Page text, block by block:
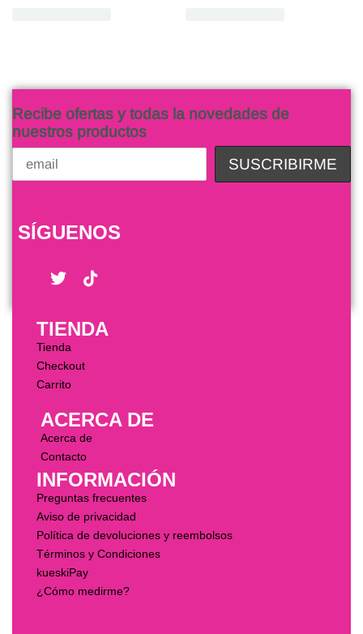
Recibe ofertas y todas la novedades de
nuestros productos
SÍGUENOS
TIENDA
Tienda
Checkout
Carrito
ACERCA DE
Acerca de
Contacto
INFORMACIÓN
Preguntas frecuentes
Aviso de privacidad
Política de devoluciones y reembolsos
Términos y Condiciones
kueskiPay
¿Cómo medirme?